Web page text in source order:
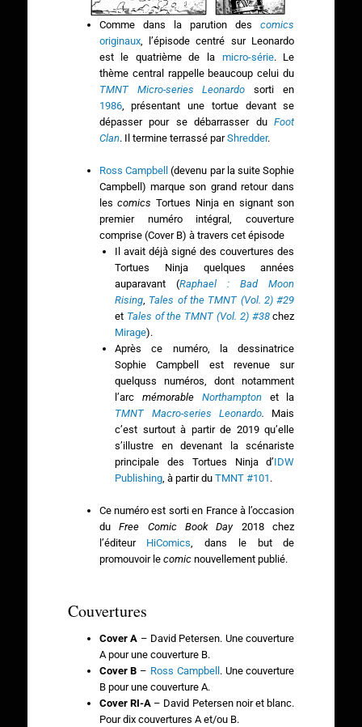
Comme dans la parution descomics
originaux, l’épisode centré sur Leonardo
est le quatrième de la micro-série. Le
thème central rappelle beaucoup celui du
TMNT Micro-series Leonardo
sorti en
1986, présentant une tortue devant se
dépasser pour se débarrasser duFoot
Clan. Il termine terrassé parShredder.
Ross Campbell (devenu par la suite Sophie
Campbell) marque son grand retour dans
lescomics Tortues Ninja en signant son
premier numéro intégral, couverture
comprise (Cover B) à travers cet épisode
Il avait déjà signé des couvertures des
Tortues Ninja quelques années
auparavant (Raphael : Bad Moon
Rising, Tales of the TMNT (Vol. 2) #29
et Tales of the TMNT (Vol. 2) #38 chez
Mirage).
Après ce numéro, la dessinatrice
Sophie Campbell est revenue sur
quelquss numéros, dont notamment
l’arc mémorable Northampton
et la
TMNT Macro-series Leonardo. Mais
c’est surtout à partir de 2019 qu’elle
s’illustre en devenant la scénariste
principale des Tortues Ninja d’IDW
Publishing, à partir duTMNT #101 .
Ce numéro est sorti en France à l’occasion
duFree Comic Book Day2018 chez
l’éditeur HiComics, dans le but de
promouvoir le comicnouvellement publié.
Couvertures
Cover A – David Petersen. Une couverture
A pour une couverture B.
Cover B – Ross Campbell . Une couverture
B pour une couverture A.
Cover RI-A– David Petersen noir et blanc.
Pour dix couvertures A et/ou B.